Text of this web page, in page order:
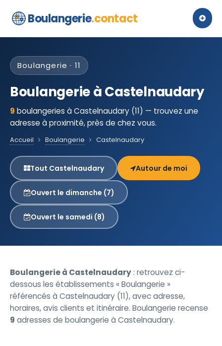
Boulangerie.contact
Boulangerie · 11
Boulangerie à Castelnaudary
9 boulangeries à Castelnaudary (11) — trouvez une
adresse à proximité, près de chez vous.
Accueil Boulangerie Castelnaudary
Tout Castelnaudary Autour de moi
Ouvert le dimanche (7)
Ouvert le samedi (8)
Boulangerie à Castelnaudary: retrouvez ci-
dessous les établissements « Boulangerie »
référencés à Castelnaudary (11), avec adresse,
horaires, avis clients et itinéraire. Boulangerie recense
9 adresses de boulangerie à Castelnaudary.